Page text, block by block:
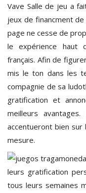
Vave Salle de jeu a
jeux de financment
page ne cesse de
le expérience haut
français. Afin de
mis le ton dans les
compagnie de sa
gratification et
meilleurs
accentueront bien
mesure.
leurs gratification
tous leurs semaines